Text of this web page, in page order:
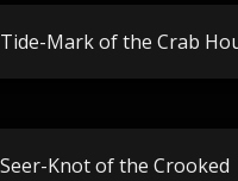
Tide-Mark of the Crab
Seer-Knot of the Crooked